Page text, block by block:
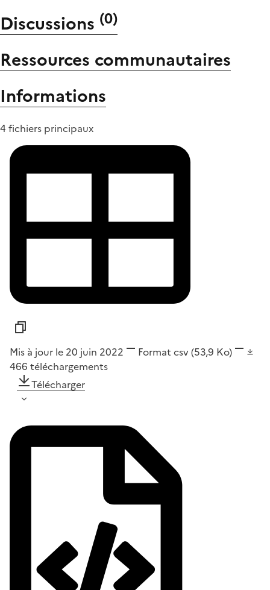
Discussions (0)
Ressources communautaires
Informations
4 fichiers principaux
Mis à jour le 20 juin 2022 Format csv(53,9 Ko)
466 téléchargements
Télécharger